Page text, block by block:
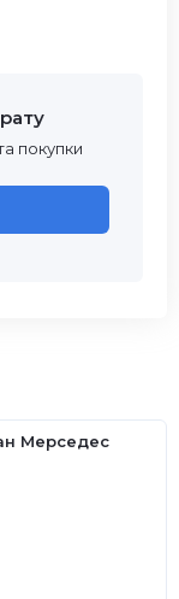
покупки
Мерседес